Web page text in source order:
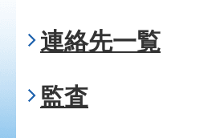
連絡先一覧
監査